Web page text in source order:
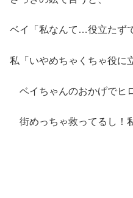
ベイ「私なんて…役立たず
私「いやめちゃくちゃ役に
ベイちゃんのおかげでヒ
街めっちゃ救ってるし！